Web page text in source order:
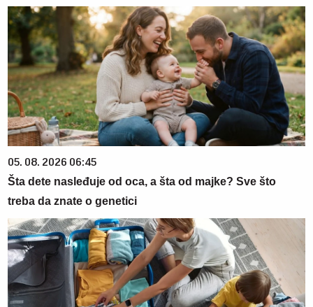
05. 08. 2026 06:45
Šta dete nasleđuje od oca, a šta od majke? Sve što
treba da znate o genetici